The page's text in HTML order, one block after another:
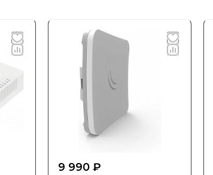
9 990 ₽